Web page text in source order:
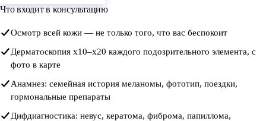
Что входит в консультацию
Осмотр всей кожи — не только того, что вас беспокоит
Дерматоскопия x10–x20 каждого подозрительного элемента, с
фото в карте
Анамнез: семейная история меланомы, фототип, поездки,
гормональные препараты
Дифдиагностика: невус, кератома, фиброма, папиллома,